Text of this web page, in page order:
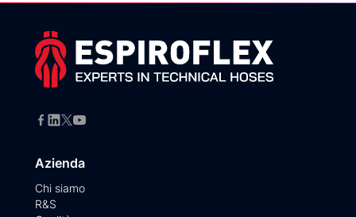
Azienda
Chi siamo
R&S